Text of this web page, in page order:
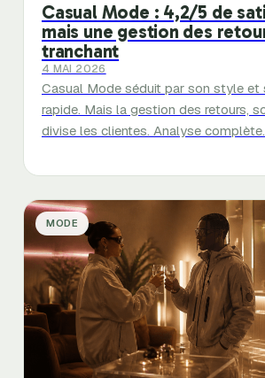
Casual Mode : 4,2/5 de
mais une gestion des
tranchant
4 MAI 2026
Casual Mode séduit par son style et
rapide. Mais la gestion des retours,
divise les clientes. Analyse complète.
MODE